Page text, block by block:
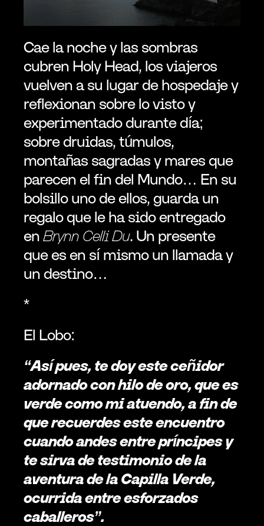
Cae la noche y las sombras
cubren Holy Head, los viajeros
vuelven a su lugar de hospedaje y
reflexionan sobre lo visto y
experimentado durante día;
sobre druidas, túmulos,
montañas sagradas y mares que
parecen el fin del Mundo… En su
bolsillo uno de ellos, guarda un
regalo que le ha sido entregado
en Brynn Celli Du. Un presente
que es en sí mismo un llamada y
un destino…
*
El Lobo:
“Así pues, te doy este ceñidor
adornado con hilo de oro, que es
verde como mi atuendo, a fin de
que recuerdes este encuentro
cuando andes entre príncipes y
te sirva de testimonio de la
aventura de la Capilla Verde,
ocurrida entre esforzados
caballeros”.